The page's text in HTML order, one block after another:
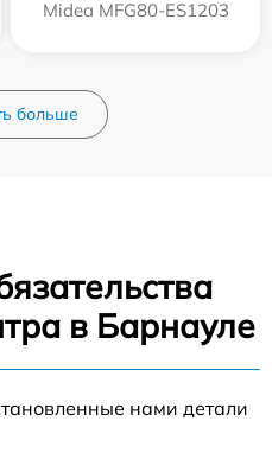
Midea MFG80-ES1203
больше
в Барнауле
нами детали